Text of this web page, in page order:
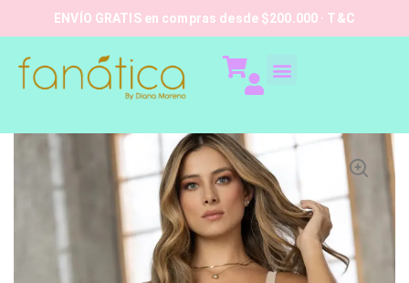
ENVÍO GRATIS en compras desde $200.000 · T&C